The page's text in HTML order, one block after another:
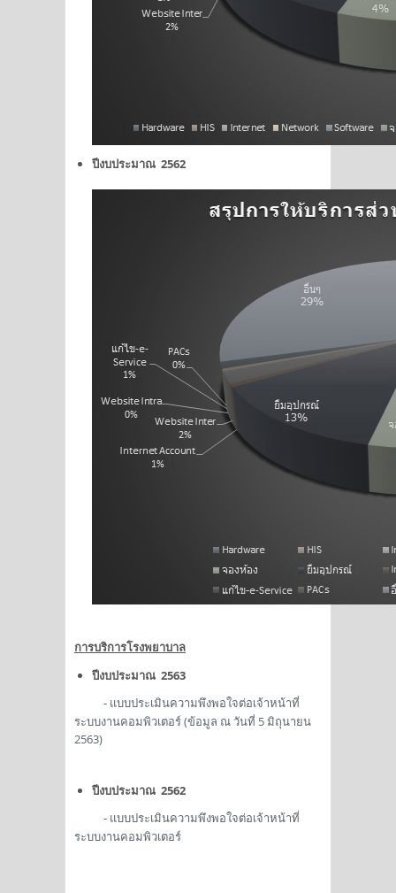
ปีงบประมาณ 2562
การบริการโรงพยาบาล
ปีงบประมาณ 2563
- แบบประเมินความพึงพอใจต่อเจ้าหน้าที่
ระบบงานคอมพิวเตอร์ (ข้อมูล ณ วันที่ 5 มิถุนายน
2563)
ปีงบประมาณ 2562
- แบบประเมินความพึงพอใจต่อเจ้าหน้าที่
ระบบงานคอมพิวเตอร์